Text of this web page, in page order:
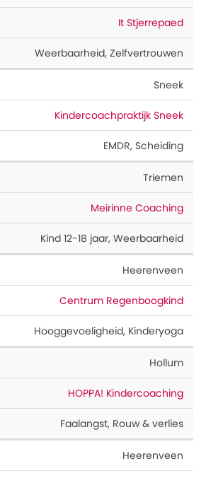
It Stjerrepaed
Weerbaarheid, Zelfvertrouwen
Sneek
Kindercoachpraktijk Sneek
EMDR, Scheiding
Triemen
Meirinne Coaching
Kind 12-18 jaar, Weerbaarheid
Heerenveen
Centrum Regenboogkind
Hooggevoeligheid, Kinderyoga
Hollum
HOPPA! Kindercoaching
Faalangst, Rouw & verlies
Heerenveen